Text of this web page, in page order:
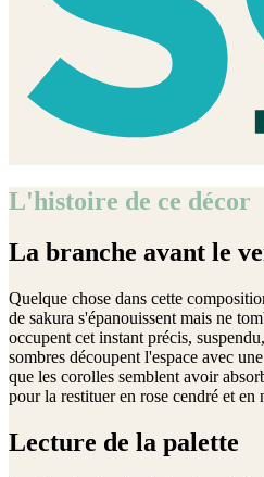
L'histoire de ce décor
La branche avant le
Quelque chose dans cette
de sakura s'épanouissent mais ne
occupent cet instant précis,
sombres découpent l'espace avec
que les corolles semblent avoir
pour la restituer en rose cendré et en
Lecture de la palette